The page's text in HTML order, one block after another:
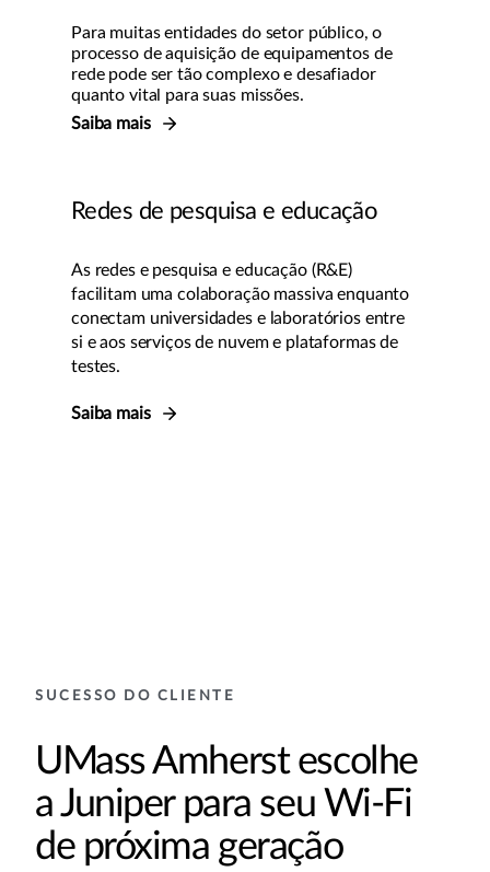
Para muitas entidades do setor público, o
processo de aquisição de equipamentos de
rede pode ser tão complexo e desafiador
quanto vital para suas missões.
Saiba mais
Redes de pesquisa e educação
As redes e pesquisa e educação (R&E)
facilitam uma colaboração massiva enquanto
conectam universidades e laboratórios entre
si e aos serviços de nuvem e plataformas de
testes.
Saiba mais
SUCESSO DO CLIENTE
UMass Amherst escolhe
a Juniper para seu Wi-Fi
de próxima geração